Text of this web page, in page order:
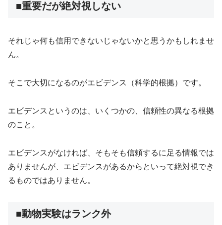
■重要だが絶対視しない
それじゃ何も信用できないじゃないかと思うかもしれませ
ん。
そこで大切になるのがエビデンス（科学的根拠）です。
エビデンスというのは、いくつかの、信頼性の異なる根拠
のこと。
エビデンスがなければ、そもそも信頼するに足る情報では
ありませんが、エビデンスがあるからといって絶対視でき
るものではありません。
■動物実験はランク外